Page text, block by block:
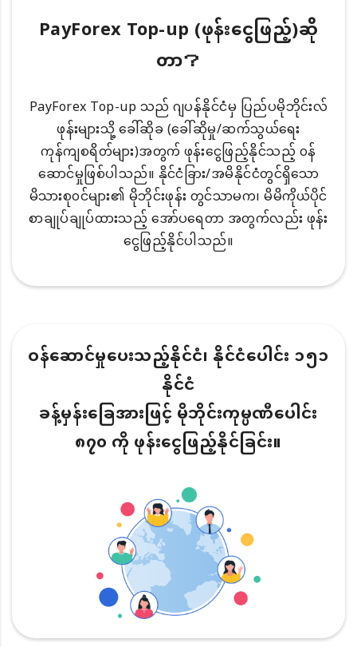
PayForex Top-up (ဖုန်းငွေဖြည့်)ဆို
တာ？
PayForex Top-up သည် ဂျပန်နိုင်ငံမှ ပြည်ပမိုဘိုင်းလ်
ဖုန်းများသို့ ခေါ်ဆိုခ (ခေါ်ဆိုမှု/ဆက်သွယ်ရေး
ကုန်ကျစရိတ်များ)အတွက် ဖုန်းငွေဖြည့်နိုင်သည့် ၀န်
ဆောင်မှုဖြစ်ပါသည်။ နိုင်ငံခြား/အမိနိုင်ငံတွင်ရှိသော
မိသားစု၀င်များ၏ မိုဘိုင်းဖုန်း တွင်သာမက၊ မိမိကိုယ်ပိုင်
စာချုပ်ချုပ်ထားသည့် အော်ပရေတာ အတွက်လည်း ဖုန်း
ငွေဖြည့်နိုင်ပါသည်။
ဝန်ဆောင်မှုပေးသည့်နိုင်ငံ၊ နိုင်ငံပေါင်း ၁၅၁
နိုင်ငံ
ခန့်မှန်းခြေအားဖြင့် မိုဘိုင်းကုမ္ပဏီပေါင်း
၈၇၀ ကို ဖုန်းငွေဖြည့်နိုင်ခြင်း။